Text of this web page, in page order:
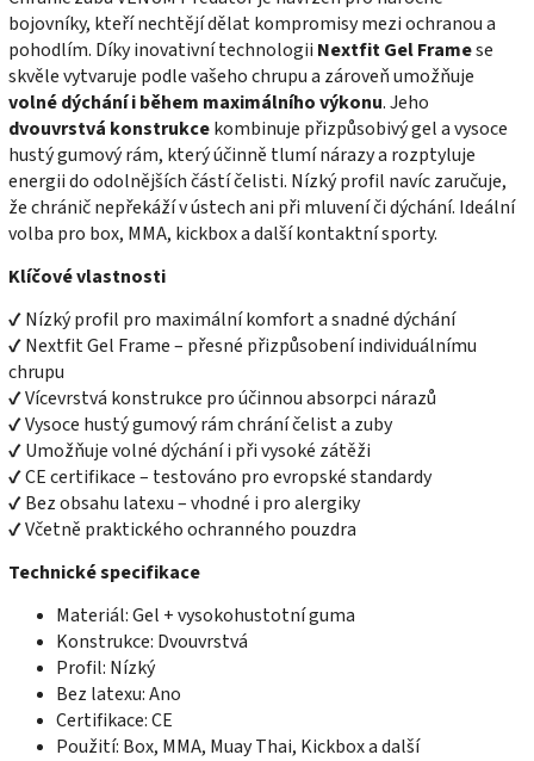
bojovníky, kteří nechtějí dělat kompromisy mezi ochranou a
pohodlím. Díky inovativní technologii Nextfit Gel Framese
skvěle vytvaruje podle vašeho chrupu a zároveň umožňuje
volné dýchání i během maximálního výkonu. Jeho
dvouvrstvá konstrukcekombinuje přizpůsobivý gel a vysoce
hustý gumový rám, který účinně tlumí nárazy a rozptyluje
energii do odolnějších částí čelisti. Nízký profil navíc zaručuje,
že chránič nepřekáží v ústech ani při mluvení či dýchání. Ideální
volba pro box, MMA, kickbox a další kontaktní sporty.
Klíčové vlastnosti
✔ Nízký profil pro maximální komfort a snadné dýchání
✔ Nextfit Gel Frame – přesné přizpůsobení individuálnímu
chrupu
✔ Vícevrstvá konstrukce pro účinnou absorpci nárazů
✔ Vysoce hustý gumový rám chrání čelist a zuby
✔ Umožňuje volné dýchání i při vysoké zátěži
✔ CE certifikace – testováno pro evropské standardy
✔ Bez obsahu latexu – vhodné i pro alergiky
✔ Včetně praktického ochranného pouzdra
Technické specifikace
Materiál: Gel + vysokohustotní guma
Konstrukce: Dvouvrstvá
Profil: Nízký
Bez latexu: Ano
Certifikace: CE
Použití: Box, MMA, Muay Thai, Kickbox a další